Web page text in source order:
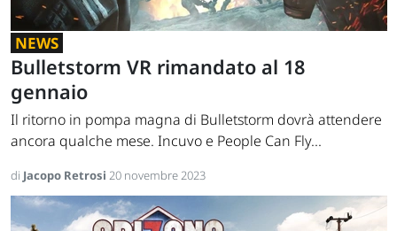
NEWS
Bulletstorm VR rimandato al 18
gennaio
Il ritorno in pompa magna di Bulletstorm dovrà attendere
ancora qualche mese. Incuvo e People Can Fly...
di Jacopo Retrosi 20 novembre 2023